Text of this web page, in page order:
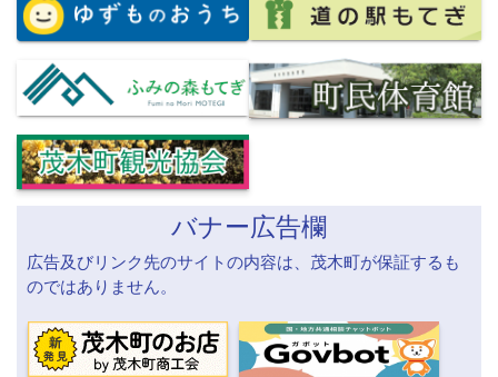
バナー広告欄
広告及びリンク先のサイトの内容は、茂木町が保証するも
のではありません。